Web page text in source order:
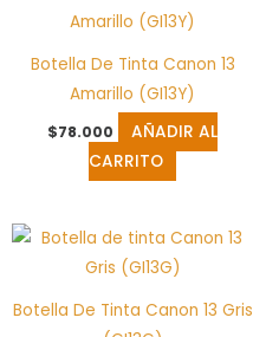
Botella De Tinta Canon 13
Amarillo (GI13Y)
$78.000
AÑADIR AL
CARRITO
Botella De Tinta Canon 13 Gris